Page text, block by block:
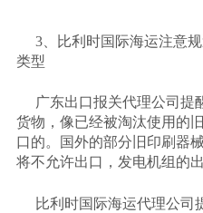
3、比利时国际海运注意
类型
广东出口报关代理公司提
货物，像已经被淘汰使用的
口的。国外的部分旧印刷器
将不允许出口，发电机组的
比利时国际海运代理公司